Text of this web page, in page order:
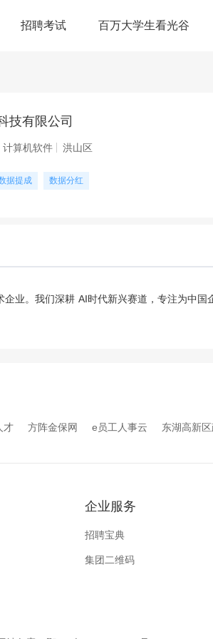
招聘考试 百万大学生看光谷
技有限公司
计算机软件 洪山区
据提成 数据分红
业。我们深耕 AI时代新兴赛道，专注为中
才 方阵金保网 e员工人事云 东湖高新
企业服务
招聘宝典
集团二维码